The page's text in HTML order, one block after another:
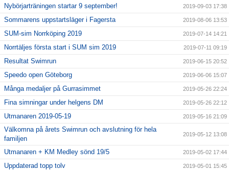
Nybörjarträningen startar 9 september! 2019-09-03 17:38
Sommarens uppstartsläger i Fagersta 2019-08-06 13:53
SUM-sim Norrköping 2019 2019-07-14 14:21
Norrtäljes första start i SUM sim 2019 2019-07-11 09:19
Resultat Swimrun 2019-06-15 20:52
Speedo open Göteborg 2019-06-06 15:07
Många medaljer på Gurrasimmet 2019-05-26 22:24
Fina simningar under helgens DM 2019-05-26 22:12
Utmanaren 2019-05-19 2019-05-16 21:09
Välkomna på årets Swimrun och avslutning för hela
familjen
2019-05-12 13:08
Utmanaren + KM Medley sönd 19/5 2019-05-02 17:44
Uppdaterad topp tolv 2019-05-01 15:45